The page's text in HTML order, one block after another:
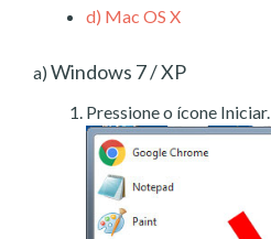
d) Mac OS X
a) Windows 7 / XP
Pressione o ícone Iniciar.